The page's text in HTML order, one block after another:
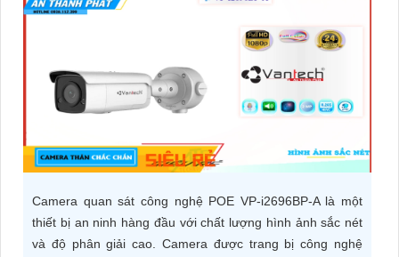
ĐẶT
CAMERA
TƯCamera quan sát công nghệ POE VP-i2696BP-A là một
thiết bị an ninh hàng đầu với chất lượng hình ảnh sắc nét
và độ phân giải cao. Camera được trang bị công nghệ